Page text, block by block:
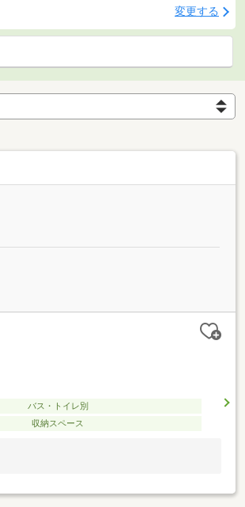
変更する
バス・トイレ別
収納スペース